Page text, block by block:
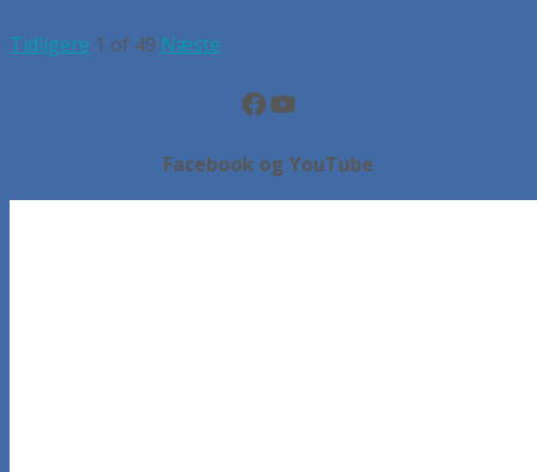
Tidligere 1 of 49 Næste
Facebook
YouTube
Facebook og YouTube